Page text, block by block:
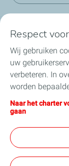
Onze
Onze
Nuttige links
Onze online
Respect
Wij gebruiken
uw
verbeteren. In
worden
geïnstalleerd. U
moment
u in met de
weiger" klikt,
gebruikt die
Naar het charter
gaan